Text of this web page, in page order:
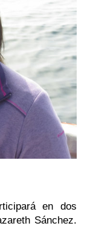
en dos
Sánchez.